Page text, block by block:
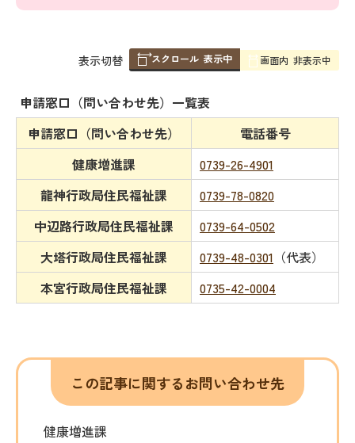
表
み
の
表示切替 スクロール 表示中 画面内 非表示中
申請窓口（問い合わせ先）一覧表
申請窓口（問い合わせ先）
電話番号
健康増進課
0739-26-4901
龍神行政局住民福祉課
0739-78-0820
中辺路行政局住民福祉課
0739-64-0502
大塔行政局住民福祉課
0739-48-0301 （代表）
本宮行政局住民福祉課
0735-42-0004
この記事に関するお問い合わせ先
健康増進課